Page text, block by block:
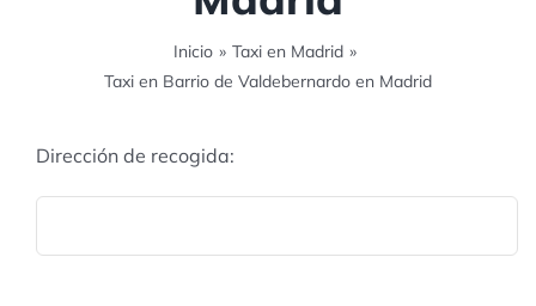
Inicio » Taxi en Madrid »
Taxi en Barrio de Valdebernardo en Madrid
Dirección de recogida: